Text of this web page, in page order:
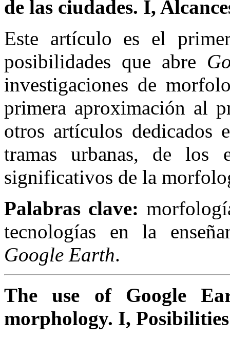
de las ciudades. I,
Este artículo es el
posibilidades que abre
investigaciones de
primera aproximación al
otros artículos dedicados
tramas urbanas, de los
significativos de la
Palabras clave:
tecnologías en la
Google Earth.
The use of Google
morphology. I,